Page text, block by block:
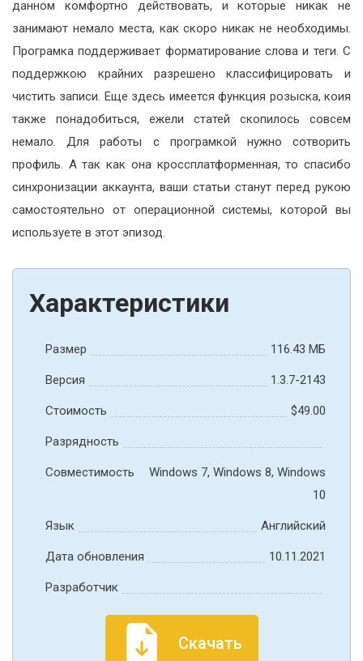
данном комфортно действовать, и которые никак не
занимают немало места, как скоро никак не необходимы.
Програмка поддерживает форматирование слова и теги. С
поддержкою крайних разрешено классифицировать и
чистить записи. Еще здесь имеется функция розыска, коия
также понадобиться, ежели статей скопилось совсем
немало. Для работы с програмкой нужно сотворить
профиль. А так как она кроссплатформенная, то спасибо
синхронизации аккаунта, ваши статьи станут перед рукою
самостоятельно от операционной системы, которой вы
используете в этот эпизод.
Характеристики
Размер 116.43 МБ
Версия 1.3.7-2143
Стоимость $49.00
Разрядность
Совместимость
Windows 7, Windows 8, Windows
10
Язык Английский
Дата обновления 10.11.2021
Разработчик
Скачать